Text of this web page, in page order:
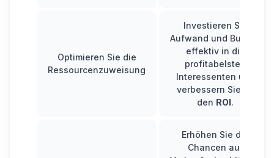
Optimieren Sie die
Ressourcenzuweisung
Investieren Sie
Aufwand und Budget
effektiv in die
profitabelsten
Interessenten und
verbessern Sie so
den ROI.
Erhöhen Sie die
Chancen auf